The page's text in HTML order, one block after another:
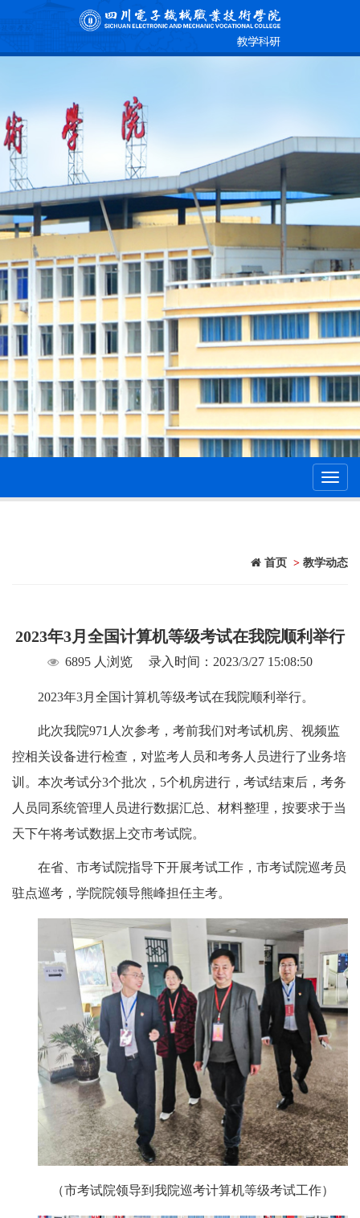
首页 > 教学动态
2023年3月全国计算机等级考试在我院顺利举行
6895 人浏览 录入时间：2023/3/27 15:08:50
2023年3月全国计算机等级考试在我院顺利举行。
此次我院971人次参考，考前我们对考试机房、视频监
控相关设备进行检查，对监考人员和考务人员进行了业务培
训。本次考试分3个批次，5个机房进行，考试结束后，考务
人员同系统管理人员进行数据汇总、材料整理，按要求于当
天下午将考试数据上交市考试院。
在省、市考试院指导下开展考试工作，市考试院巡考员
驻点巡考，学院院领导熊峰担任主考。
（市考试院领导到我院巡考计算机等级考试工作）